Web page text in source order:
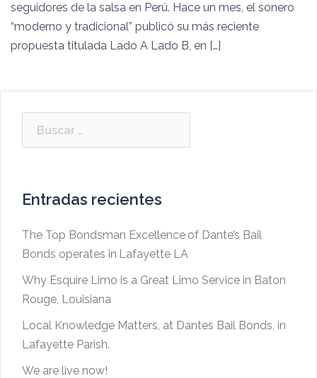
seguidores de la salsa en Perú. Hace un mes, el sonero
“moderno y tradicional” publicó su más reciente
propuesta titulada Lado A Lado B, en […]
Entradas recientes
The Top Bondsman Excellence of Dante’s Bail
Bonds operates in Lafayette LA
Why Esquire Limo is a Great Limo Service in Baton
Rouge, Louisiana
Local Knowledge Matters, at Dantes Bail Bonds, in
Lafayette Parish.
We are live now!